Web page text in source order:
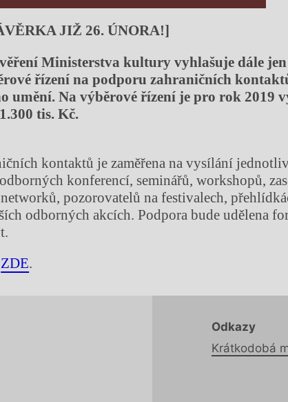
JIŽ 26. ÚNORA!]
Ministerstva kultury vyhlašuje dále
řízení na podporu zahraničních
umění. Na výběrové řízení je pro rok 2019
tis. Kč.
kontaktů je zaměřena na vysílání
konferencí, seminářů, workshopů,
pozorovatelů na festivalech,
odborných akcích. Podpora bude udělena
ZDE.
Chviličku.
Odkazy
Krátkodobá